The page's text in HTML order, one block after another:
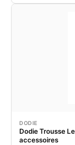
DODIE
Dodie Trousse
accessoires